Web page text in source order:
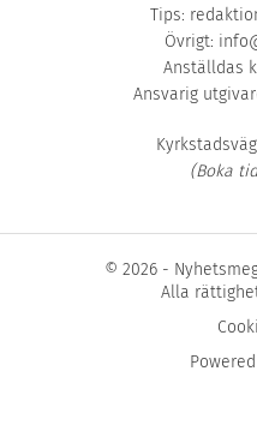
Tips:
Övrigt:
Anställdas
Ansvarig
(Boka
© 2026 -
Alla